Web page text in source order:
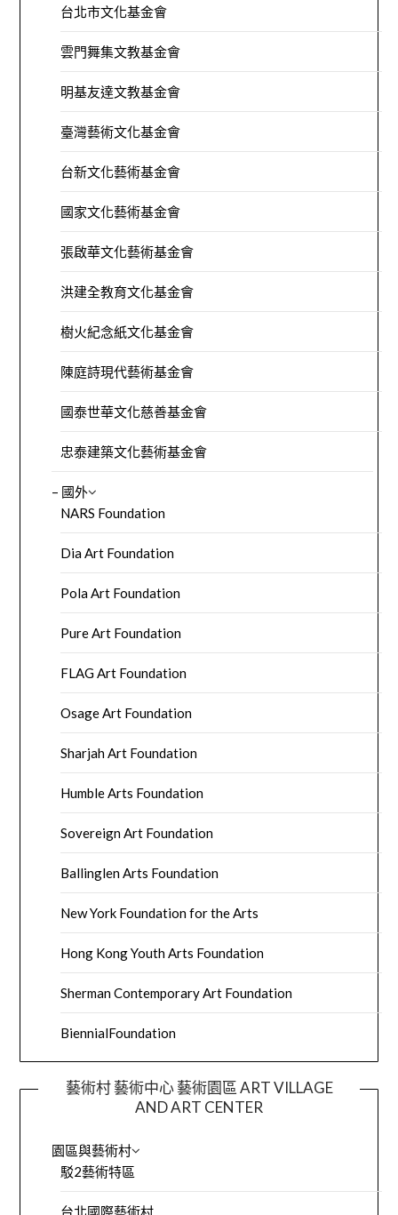
台北市文化基金會
雲門舞集文教基金會
明基友達文教基金會
臺灣藝術文化基金會
台新文化藝術基金會
國家文化藝術基金會
張啟華文化藝術基金會
洪建全教育文化基金會
樹火紀念紙文化基金會
陳庭詩現代藝術基金會
國泰世華文化慈善基金會
忠泰建築文化藝術基金會
– 國外
NARS Foundation
Dia Art Foundation
Pola Art Foundation
Pure Art Foundation
FLAG Art Foundation
Osage Art Foundation
Sharjah Art Foundation
Humble Arts Foundation
Sovereign Art Foundation
Ballinglen Arts Foundation
New York Foundation for the Arts
Hong Kong Youth Arts Foundation
Sherman Contemporary Art Foundation
BiennialFoundation
藝術村 藝術中心 藝術園區 ART VILLAGE
AND ART CENTER
園區與藝術村
駁2藝術特區
台北國際藝術村